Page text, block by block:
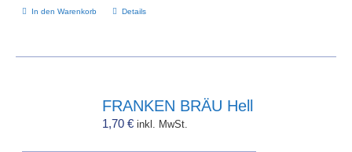
In den Warenkorb Details
FRANKEN BRÄU Hell
1,70€ inkl. MwSt.